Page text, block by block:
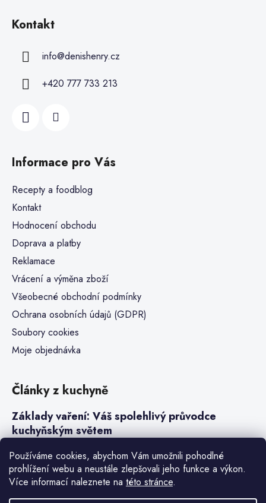
Používáme cookies, abychom Vám umožnili pohodlné
prohlížení webu a neustále zlepšovali jeho funkce a výkon.
Více informací naleznete na této stránce.
Kontakt
info@denishenry.cz
+420 777 733 213
Informace pro Vás
Recepty a foodblog
Kontakt
Hodnocení obchodu
Doprava a platby
Reklamace
Vrácení a výměna zboží
Všeobecné obchodní podmínky
Ochrana osobních údajů (GDPR)
Soubory cookies
Moje objednávka
Články z kuchyně
Základy vaření: Váš spolehlivý průvodce
kuchyňským světem
Steaky a sous-vide vaření
Jak vařit v tlakovém hrnci neboli papiňáku